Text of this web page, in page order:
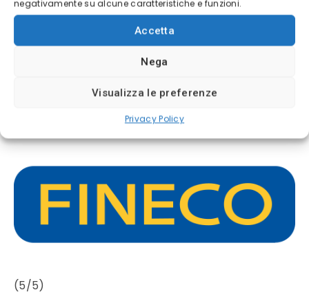
negativamente su alcune caratteristiche e funzioni.
Accetta
Nega
Visualizza le preferenze
Privacy Policy
✓Interfaccia intuitiva e strumenti avanzati
Il 72% dei conti degli investitori al dettaglio perde
denaro quando si negoziano CFD con questo
(5/5)